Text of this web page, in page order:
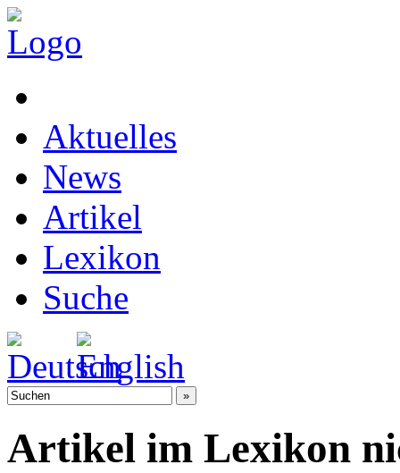
Aktuelles
News
Artikel
Lexikon
Suche
Artikel im Lexikon